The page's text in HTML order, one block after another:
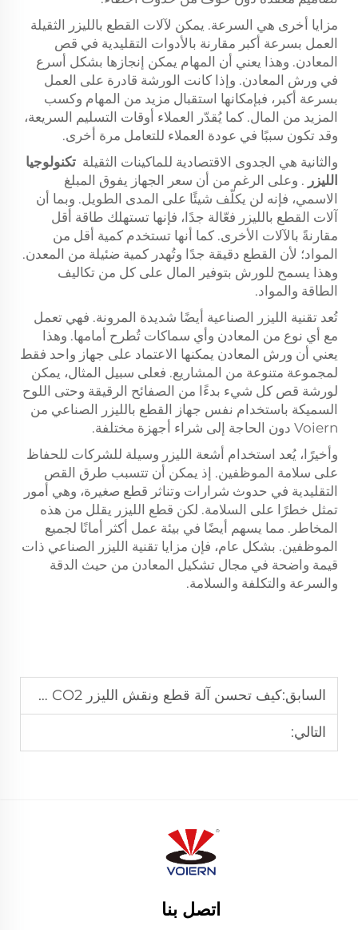
مزايا أخرى هي السرعة. يمكن لآلات القطع بالليزر الثقيلة
العمل بسرعة أكبر مقارنة بالأدوات التقليدية في قص
المعادن. وهذا يعني أن المهام يمكن إنجازها بشكل أسرع
في ورش المعادن. وإذا كانت الورشة قادرة على العمل
بسرعة أكبر، فبإمكانها استقبال مزيد من المهام وكسب
المزيد من المال. كما يُقدّر العملاء أوقات التسليم السريعة،
وقد تكون سببًا في عودة العملاء للتعامل مرة أخرى.
والثانية هي الجدوى الاقتصادية للماكينات الثقيلة تكنولوجيا
الليزر . وعلى الرغم من أن سعر الجهاز يفوق المبلغ
الاسمي، فإنه لن يكلّف شيئًا على المدى الطويل. وبما أن
آلات القطع بالليزر فعّالة جدًا، فإنها تستهلك طاقة أقل
مقارنةً بالآلات الأخرى. كما أنها تستخدم كمية أقل من
المواد؛ لأن القطع دقيقة جدًا وتُهدر كمية ضئيلة من المعدن.
وهذا يسمح للورش بتوفير المال على كل من تكاليف
الطاقة والمواد.
تُعد تقنية الليزر الصناعية أيضًا شديدة المرونة. فهي تعمل
مع أي نوع من المعادن وأي سماكات تُطرح أمامها. وهذا
يعني أن ورش المعادن يمكنها الاعتماد على جهاز واحد فقط
لمجموعة متنوعة من المشاريع. فعلى سبيل المثال، يمكن
لورشة قص كل شيء بدءًا من الصفائح الرقيقة وحتى اللوح
السميكة باستخدام نفس جهاز القطع بالليزر الصناعي من
Voiern دون الحاجة إلى شراء أجهزة مختلفة.
وأخيرًا، يُعد استخدام أشعة الليزر وسيلة للشركات للحفاظ
على سلامة الموظفين. إذ يمكن أن تتسبب طرق القص
التقليدية في حدوث شرارات وتناثر قطع صغيرة، وهي أمور
تمثل خطرًا على السلامة. لكن قطع الليزر يقلل من هذه
المخاطر. مما يسهم أيضًا في بيئة عمل أكثر أمانًا لجميع
الموظفين. بشكل عام، فإن مزايا تقنية الليزر الصناعي ذات
قيمة واضحة في مجال تشكيل المعادن من حيث الدقة
والسرعة والتكلفة والسلامة.
السابق:كيف تحسن آلة قطع ونقش الليزر CO2 جودة الحافة
التالي:
اتصل بنا